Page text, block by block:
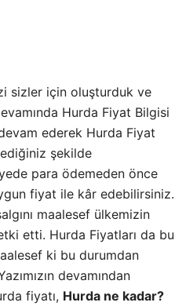
sizler için oluşturduk ve
Hurda Fiyat Bilgisi
ederek Hurda Fiyat
şekilde
para ödemeden önce
fiyat ile kâr edebilirsiniz.
maalesef ülkemizin
etti. Hurda Fiyatları da bu
ki bu durumdan
devamından
fiyatı, Hurda ne kadar?